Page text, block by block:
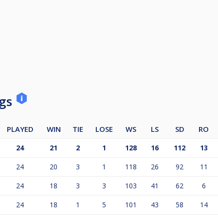
de handicap na de 1e competitieronde te veranderen.
PLAYED WIN TIE LOSE WS LS SD
RO
24 21 2 1 128 16 112 13
24 20 3 1 118 26 92 11
24 18 3 3 103 41 62 6
24 18 1 5 101 43 58 14